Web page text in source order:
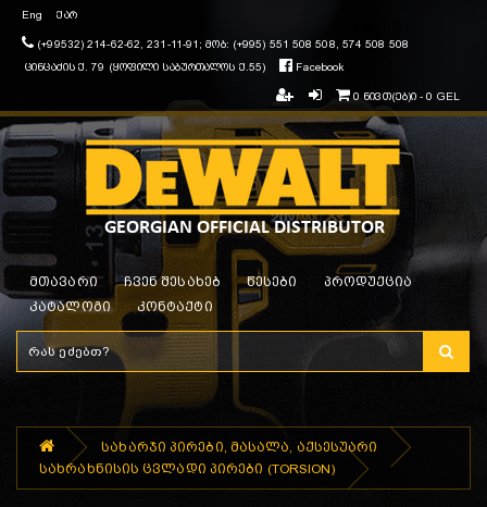
Eng ქარ
(+99532) 214-62-62, 231-11-91; მობ: (+995) 551 508 508, 574 508 508
ცინცაძის ქ. 79 (ყოფილი საბურთალოს ქ.55)
Facebook
0 ნივთ(ებ)ი - 0 GEL
მთავარი ჩვენ შესახებ წესები
პროდუქცია
კატალოგი
კონტაქტი
სახარჯი პირები, მასალა, აქსესუარი
სახრახნისის ცვლადი პირები (TORSION)